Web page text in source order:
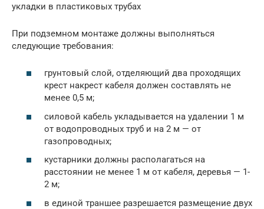
укладки в пластиковых трубах
При подземном монтаже должны выполняться
следующие требования:
грунтовый слой, отделяющий два проходящих
крест накрест кабеля должен составлять не
менее 0,5 м;
силовой кабель укладывается на удалении 1 м
от водопроводных труб и на 2 м — от
газопроводных;
кустарники должны располагаться на
расстоянии не менее 1 м от кабеля, деревья — 1-
2 м;
в единой траншее разрешается размещение двух